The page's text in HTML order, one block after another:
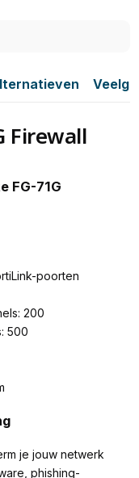
Firewall
FG-71G
poorten
200
500
je jouw netwerk
phishing-